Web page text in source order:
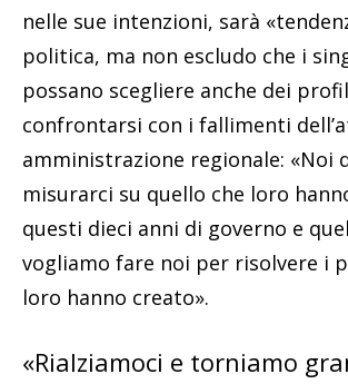
nelle sue intenzioni, sarà
politica, ma non escludo che i
possano scegliere anche dei
confrontarsi con i fallimenti
amministrazione regionale: «Noi
misurarci su quello che loro
questi dieci anni di governo e
vogliamo fare noi per risolvere i
loro hanno creato».
«Rialziamoci e torniamo